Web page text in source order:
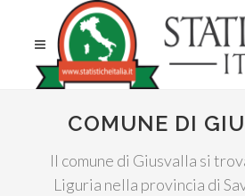
COMUNE DI
Il comune di Giusvalla si
Liguria nella provincia di